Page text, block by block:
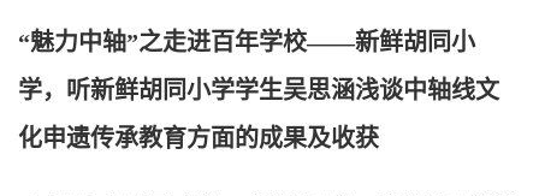
“魅力中轴”之走进百年学校——新鲜胡同小
学，听新鲜胡同小学学生吴思涵浅谈中轴线文
化申遗传承教育方面的成果及收获